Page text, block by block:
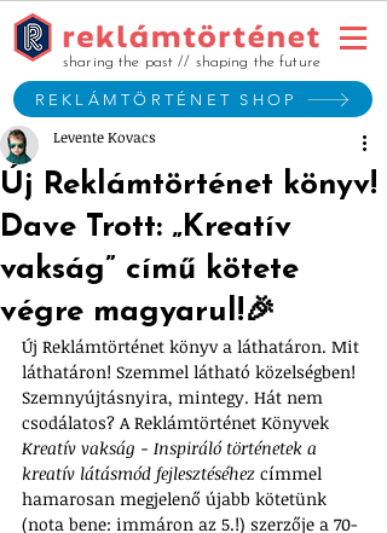
REKLÁMTÖRTÉNET SHOP
sharing the past // shaping the future
Új Reklámtörténet könyv!
Dave Trott: „Kreatív
vakság” című kötete
végre magyarul!🎉
Levente Kovacs
Új Reklámtörténet könyv a láthatáron. Mit
láthatáron! Szemmel látható közelségben!
Szemnyújtásnyira, mintegy. Hát nem
csodálatos? A Reklámtörténet Könyvek
Kreatív vakság - Inspiráló történetek a
kreatív látásmód fejlesztéséhez címmel
hamarosan megjelenő újabb kötetünk
(nota bene: immáron az 5.!) szerzője a 70-